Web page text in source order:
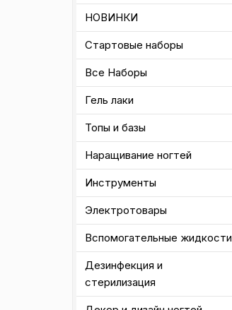
НОВИНКИ
Стартовые наборы
Все Наборы
Гель лаки
Топы и базы
Наращивание ногтей
Инструменты
Электротовары
Вспомогательные жидкости
Дезинфекция и
стерилизация